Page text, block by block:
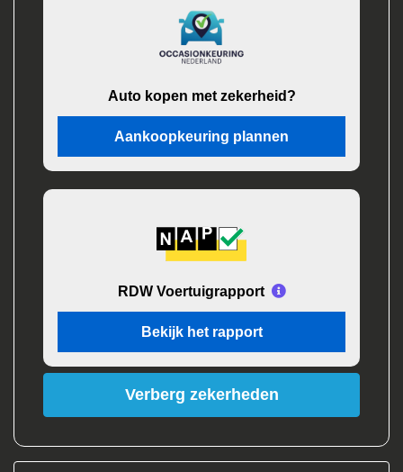
Auto kopen met zekerheid?
Aankoopkeuring plannen
RDW Voertuigrapport
Bekijk het rapport
Verberg zekerheden